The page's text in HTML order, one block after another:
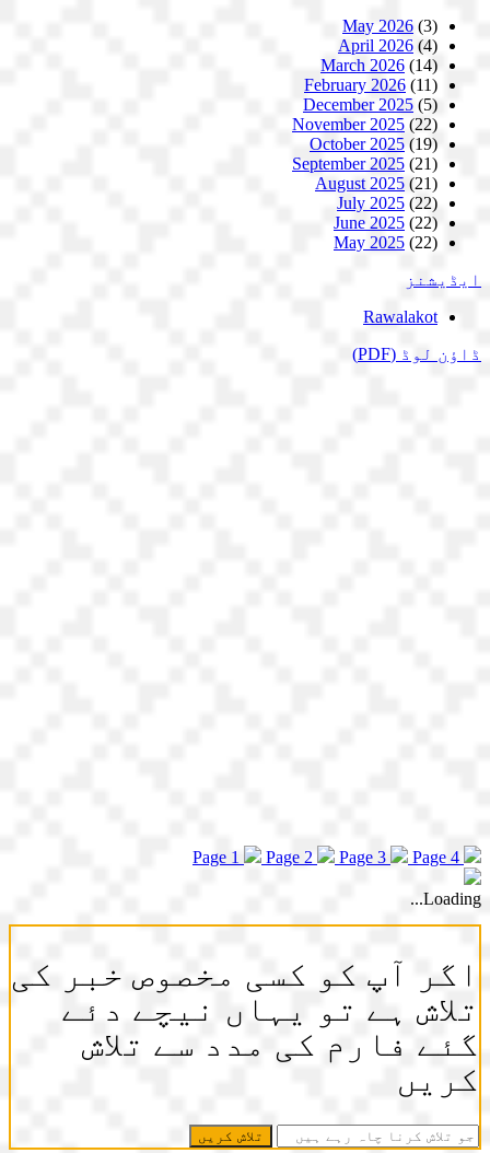
May 2026 (3)
April 2026 (4)
March 2026 (14)
February 2026 (11)
December 2025 (5)
November 2025 (22)
October 2025 (19)
September 2025 (21)
August 2025 (21)
July 2025 (22)
June 2025 (22)
May 2025 (22)
ایڈیشنز
Rawalakot
ڈاؤن لوڈ (PDF)
Page 1 Page 2 Page 3 Page 4
Loading...
اگر آپ کو کسی مخصوص خبر کی
تلاش ہے تو یہاں نیچے دئے
گئے فارم کی مدد سے تلاش
کریں